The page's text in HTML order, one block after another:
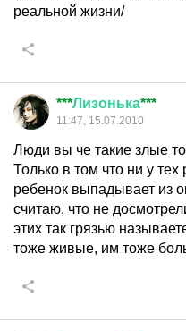
реальной жизни/
***Лизонька***
11:47, 15.07.2010
Люди вы че такие злые
Только в том что ни у
ребенок выпадывает из
считаю, что не
этих так грязью
тоже живые, им тоже